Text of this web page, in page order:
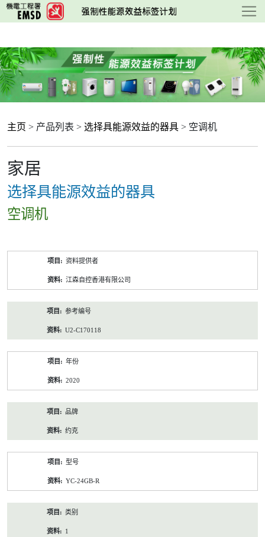
跳
至
要
内
容
主页 > 产品列表 > 选择具能源效益的器具 > 空调机
家居
选择具能源效益的器具
空调机
资料提供者
江森自控香港有限公司
参考编号
U2-C170118
年份
2020
品牌
约克
型号
YC-24GB-R
类别
1